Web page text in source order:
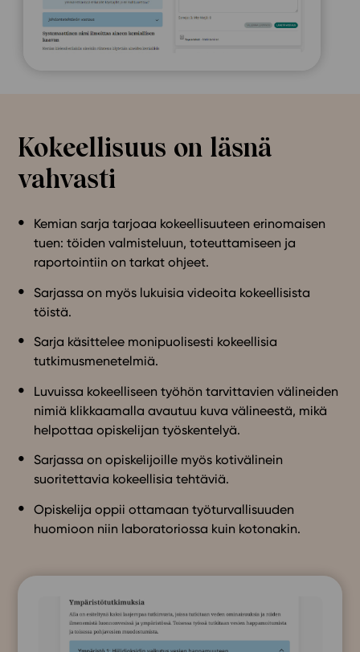
Kokeellisuus on läsnä
vahvasti
Kemian sarja tarjoaa kokeellisuuteen erinomaisen
tuen: töiden valmisteluun, toteuttamiseen ja
raportointiin on tarkat ohjeet.
Sarjassa on myös lukuisia videoita kokeellisista
töistä.
Sarja käsittelee monipuolisesti kokeellisia
tutkimusmenetelmiä.
Luvuissa kokeelliseen työhön tarvittavien välineiden
nimiä klikkaamalla avautuu kuva välineestä, mikä
helpottaa opiskelijan työskentelyä.
Sarjassa on opiskelijoille myös kotivälinein
suoritettavia kokeellisia tehtäviä.
Opiskelija oppii ottamaan työturvallisuuden
huomioon niin laboratoriossa kuin kotonakin.